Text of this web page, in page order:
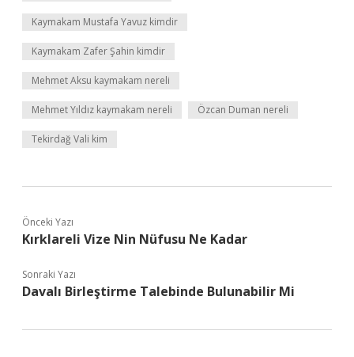
Kaymakam Mustafa Yavuz kimdir
Kaymakam Zafer Şahin kimdir
Mehmet Aksu kaymakam nereli
Mehmet Yıldız kaymakam nereli Özcan Duman nereli
Tekirdağ Vali kim
Önceki Yazı
Kırklareli Vize Nin Nüfusu Ne Kadar
Sonraki Yazı
Davalı Birleştirme Talebinde Bulunabilir Mi